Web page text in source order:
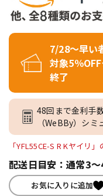
7/28～早い
対象5％
終了
48回まで金利手
（WeBBy）シミ
「YFL55CE-S R Kヤイリ
配送日目安：通常3
お気に入りに追加